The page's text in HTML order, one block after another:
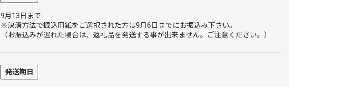
9月13日まで
※決済方法で振込用紙をご選択された方は9月6日までにお振込み下さい。
（お振込みが遅れた場合は、返礼品を発送する事が出来ません。ご注意ください。）
発送期日